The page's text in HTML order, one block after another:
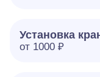
Установка
от 1000 ₽